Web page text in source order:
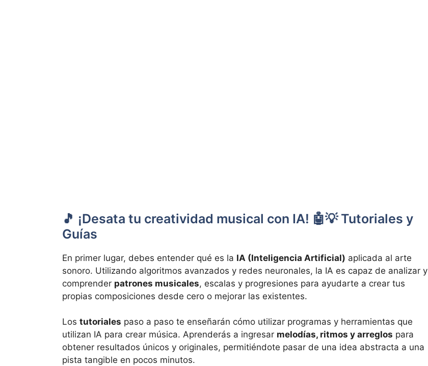
🎵 ¡Desata tu creatividad musical con IA! 🤖💡 Tutoriales y
Guías
En primer lugar, debes entender qué es la IA (Inteligencia Artificial) aplicada al arte
sonoro. Utilizando algoritmos avanzados y redes neuronales, la IA es capaz de analizar y
comprender patrones musicales, escalas y progresiones para ayudarte a crear tus
propias composiciones desde cero o mejorar las existentes.
Los tutoriales paso a paso te enseñarán cómo utilizar programas y herramientas que
utilizan IA para crear música. Aprenderás a ingresar melodías, ritmos y arreglos para
obtener resultados únicos y originales, permitiéndote pasar de una idea abstracta a una
pista tangible en pocos minutos.